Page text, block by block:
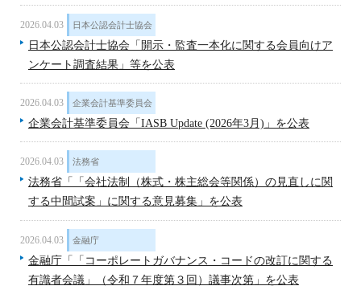
2026.04.03 日本公認会計士協会
日本公認会計士協会「開示・監査一本化に関する会員向けア
ンケート調査結果」等を公表
2026.04.03 企業会計基準委員会
企業会計基準委員会「IASB Update (2026年3月)」を公表
2026.04.03 法務省
法務省「「会社法制（株式・株主総会等関係）の見直しに関
する中間試案」に関する意見募集」を公表
2026.04.03 金融庁
金融庁「「コーポレートガバナンス・コードの改訂に関する
有識者会議」（令和７年度第３回）議事次第」を公表